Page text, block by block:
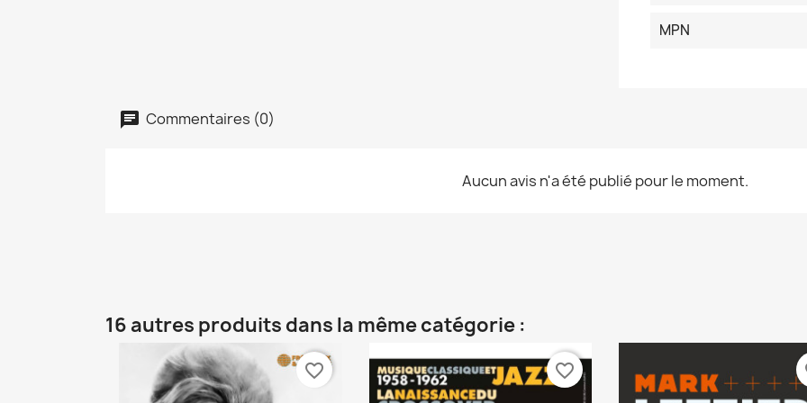
MPN
Commentaires (0)
Aucun avis n'a été publié pour le moment.
16 autres produits dans la même catégorie :
favorite_border favorite_border